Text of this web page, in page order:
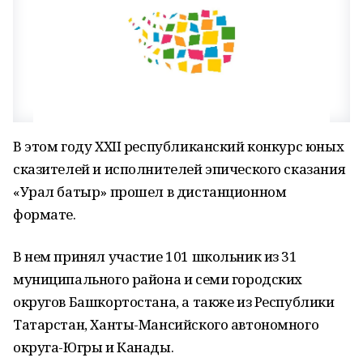
В этом году XXII республиканский конкурс юных
сказителей и исполнителей эпического сказания
«Урал батыр» прошел в дистанционном
формате.
В нем принял участие 101 школьник из 31
муниципального района и семи городских
округов Башкортостана, а также из Республики
Татарстан, Ханты-Мансийского автономного
округа-Югры и Канады.